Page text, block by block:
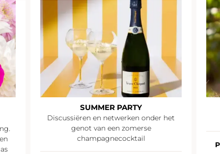
SUMMER PARTY
Discussiëren en netwerken onder het
genot van een zomerse
champagnecocktail